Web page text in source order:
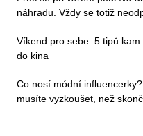
náhradu. Vždy se totiž
Víkend pro sebe: 5 tipů
do kina
Co nosí módní
musíte vyzkoušet, než